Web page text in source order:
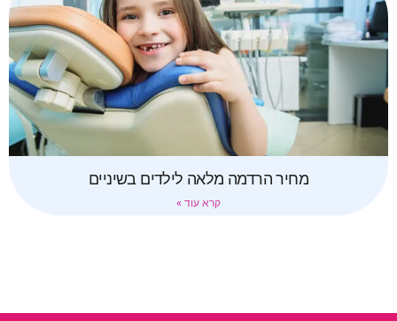
מחיר הרדמה מלאה לילדים בשיניים
קרא עוד »